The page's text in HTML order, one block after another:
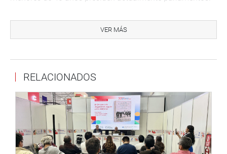
uno de los pocos países con un presidente joven, y
expresó su deseo de que esta experiencia pueda
parlamentarias, así como a los representantes de la
sociedad civil que participaron en la conferencia,
comprometiéndose a seguir trabajando de manera más
estrecha y solidaria para cerrar las brechas de
desigualdad y romper el llamado “techo de cristal”.
DESPACHO DEL CONGRESISTA WILSON SOTO
VER MÁS
RELACIONADOS